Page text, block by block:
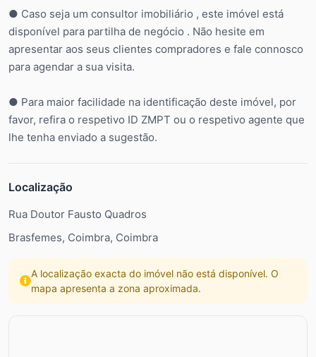
● Caso seja um consultor imobiliário , este imóvel está
disponível para partilha de negócio . Não hesite em
apresentar aos seus clientes compradores e fale connosco
para agendar a sua visita.
● Para maior facilidade na identificação deste imóvel, por
favor, refira o respetivo ID ZMPT ou o respetivo agente que
lhe tenha enviado a sugestão.
Localização
Rua Doutor Fausto Quadros
Brasfemes, Coimbra, Coimbra
A localização exacta do imóvel não está disponível. O
mapa apresenta a zona aproximada.